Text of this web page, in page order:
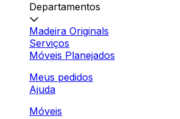
Departamentos
Madeira Originals
Serviços
Móveis Planejados
Meus pedidos
Ajuda
Móveis